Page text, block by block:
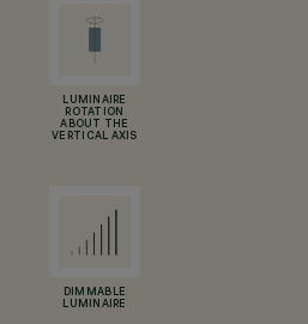
LUMINAIRE
ROTATION
ABOUT THE
VERTICAL AXIS
DIMMABLE
LUMINAIRE